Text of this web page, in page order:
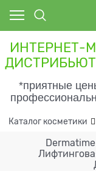
ИНТЕРНЕТ-
*приятные
Каталог косметики